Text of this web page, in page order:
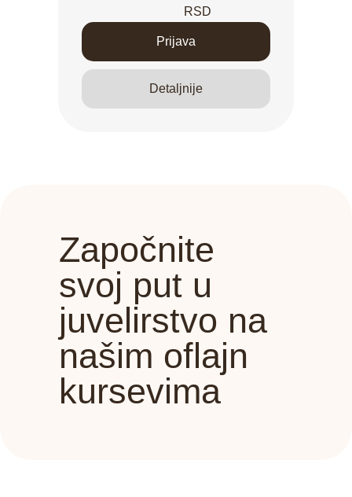
RSD
Prijava
Detaljnije
Započnite
svoj put u
juvelirstvo na
našim oflajn
kursevima